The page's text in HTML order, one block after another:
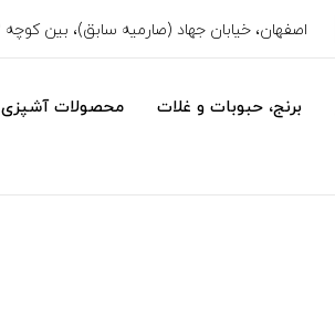
اصفهان، خیابان جهاد (صارمیه سابق)، بین کوچه ۱۲ و ۱۴
برنج، حبوبات و غلات محصولات آشپزی